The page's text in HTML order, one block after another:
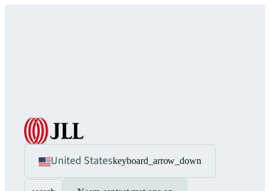
United Stateskeyboard_arrow_down